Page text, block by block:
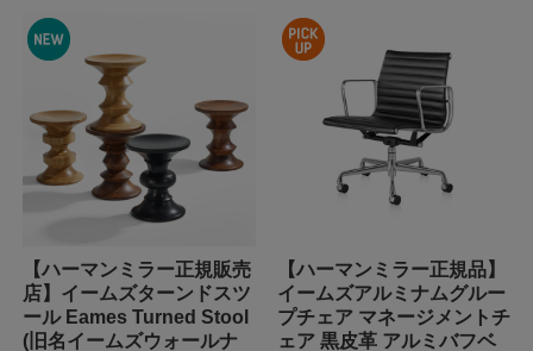
【ハーマンミラー正規販売
店】イームズターンドスツ
ール Eames Turned Stool
(旧名イームズウォールナ
【ハーマンミラー正規品】
イームズアルミナムグルー
プチェア マネージメントチ
ェア 黒皮革 アルミバフベ